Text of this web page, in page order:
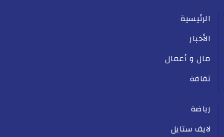
الرئيسية
الأخبار
مال و أعمال
ثقافة
رياضة
لايف ستايل